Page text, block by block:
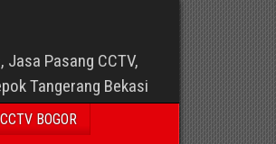
Jasa Pasang CCTV,
Tangerang Bekasi
BOGOR